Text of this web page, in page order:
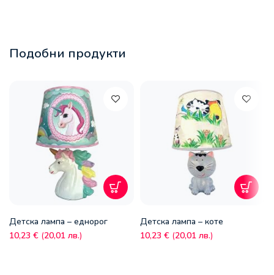
Подобни продукти
Детска лампа – еднорог
10,23 € (20,01 лв.)
Детска лампа – коте
10,23 € (20,01 лв.)